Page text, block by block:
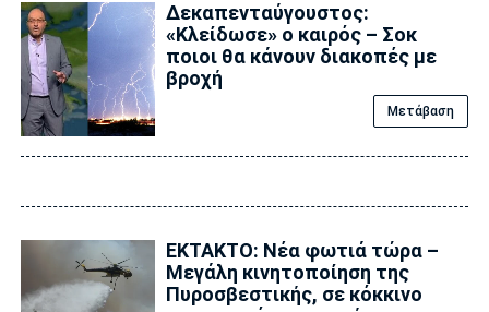
Δεκαπενταύγουστος:
«Κλείδωσε» ο καιρός – Σoκ
ποιοι θα κάνουν διακοπές με
βροχή
Μετάβαση
ΕΚΤΑΚΤΟ: Νέα φωτιά τώρα –
Μεγάλη κινητοποίηση της
Πυροσβεστικής, σε κόκκινο